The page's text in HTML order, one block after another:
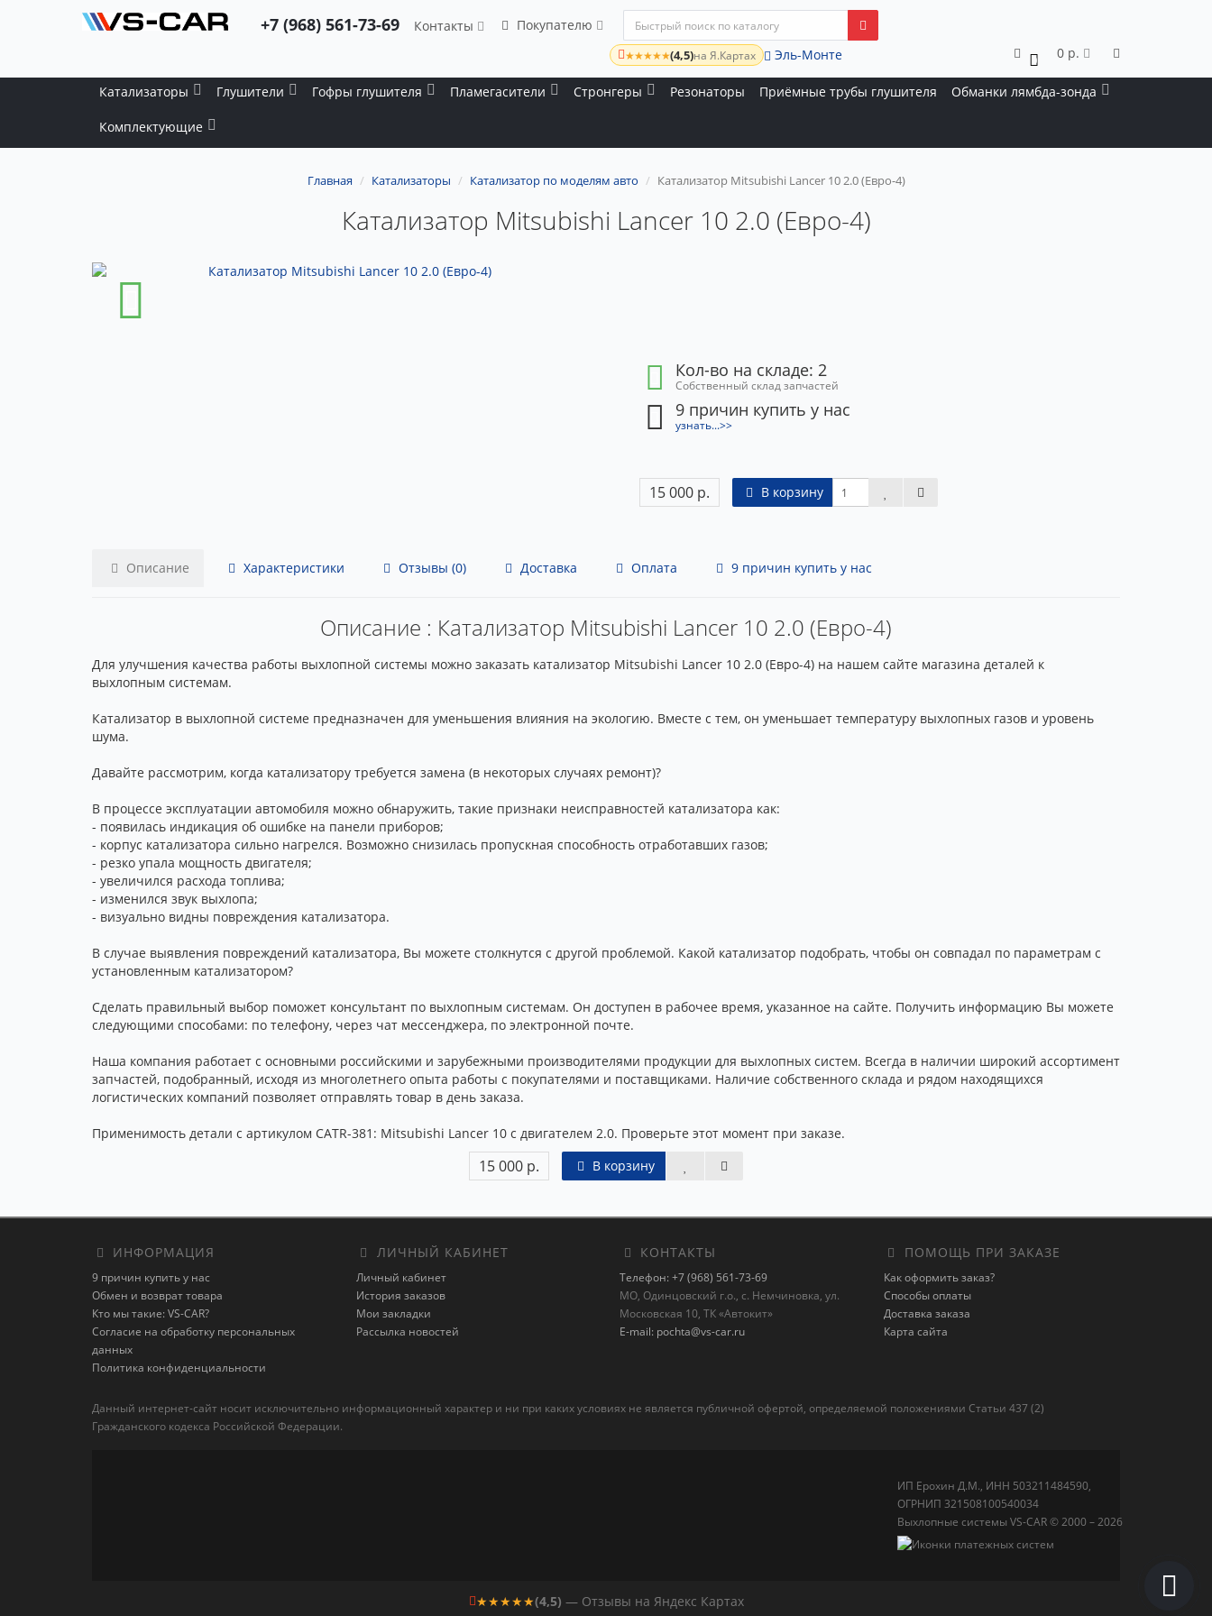
+7 (968) 561-73-69 Контакты Покупателю
★★★★★(4,5)на Я.Картах Эль-Монте 0 0 р.
Катализаторы Глушители Гофры глушителя Пламегасители Стронгеры Резонаторы Приёмные трубы глушителя Обманки лямбда-зонда
Комплектующие
Главная Катализаторы Катализатор по моделям авто Катализатор Mitsubishi Lancer 10 2.0 (Евро-4)
Катализатор Mitsubishi Lancer 10 2.0 (Евро-4)
Кол-во на складе: 2
Собственный склад запчастей
9 причин купить у нас
узнать...>>
15 000 р. В корзину
Описание Характеристики Отзывы (0) Доставка Оплата 9 причин купить у нас
Описание : Катализатор Mitsubishi Lancer 10 2.0 (Евро-4)
Для улучшения качества работы выхлопной системы можно заказать катализатор Mitsubishi Lancer 10 2.0 (Евро-4) на нашем сайте магазина деталей к
выхлопным системам.
Катализатор в выхлопной системе предназначен для уменьшения влияния на экологию. Вместе с тем, он уменьшает температуру выхлопных газов и уровень
шума.
Давайте рассмотрим, когда катализатору требуется замена (в некоторых случаях ремонт)?
В процессе эксплуатации автомобиля можно обнаружить, такие признаки неисправностей катализатора как:
- появилась индикация об ошибке на панели приборов;
- корпус катализатора сильно нагрелся. Возможно снизилась пропускная способность отработавших газов;
- резко упала мощность двигателя;
- увеличился расхода топлива;
- изменился звук выхлопа;
- визуально видны повреждения катализатора.
В случае выявления повреждений катализатора, Вы можете столкнутся с другой проблемой. Какой катализатор подобрать, чтобы он совпадал по параметрам с
установленным катализатором?
Сделать правильный выбор поможет консультант по выхлопным системам. Он доступен в рабочее время, указанное на сайте. Получить информацию Вы можете
следующими способами: по телефону, через чат мессенджера, по электронной почте.
Наша компания работает с основными российскими и зарубежными производителями продукции для выхлопных систем. Всегда в наличии широкий ассортимент
запчастей, подобранный, исходя из многолетнего опыта работы с покупателями и поставщиками. Наличие собственного склада и рядом находящихся
логистических компаний позволяет отправлять товар в день заказа.
Применимость детали с артикулом CATR-381: Mitsubishi Lancer 10 с двигателем 2.0. Проверьте этот момент при заказе.
15 000 р. В корзину
ИНФОРМАЦИЯ
9 причин купить у нас
Обмен и возврат товара
Кто мы такие: VS-CAR?
Согласие на обработку персональных
данных
Политика конфиденциальности
ЛИЧНЫЙ КАБИНЕТ
Личный кабинет
История заказов
Мои закладки
Рассылка новостей
КОНТАКТЫ
Телефон: +7 (968) 561-73-69
МО, Одинцовский г.о., с. Немчиновка, ул.
Московская 10, ТК «Автокит»
E-mail: pochta@vs-car.ru
ПОМОЩЬ ПРИ ЗАКАЗЕ
Как оформить заказ?
Способы оплаты
Доставка заказа
Карта сайта
Данный интернет-сайт носит исключительно информационный характер и ни при каких условиях не является публичной офертой, определяемой положениями Статьи 437 (2)
Гражданского кодекса Российской Федерации.
ИП Ерохин Д.М., ИНН 503211484590,
ОГРНИП 321508100540034
Выхлопные системы VS-CAR © 2000 – 2026
★★★★★(4,5) — Отзывы на Яндекс Картах